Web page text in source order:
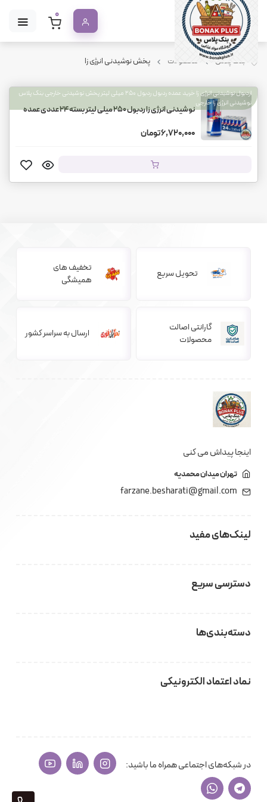
0
بنک پلاس محصولات پخش نوشیدنی انرژی زا
اردبول نوشیدنی انرژی زا خرید عمده ردبول ردبول ۲۵۰ میلی لیتر پخش نوشیدنی خارجی بنک پلاس
نوشیدنی انرژی زا خارجی
نوشیدنی انرژی زا ردبول ۲۵۰ میلی لیتر بسته ۲۴ عددی عمده
6,720,000 تومان
تحویل سریع
تخفیف های
همیشگی
گارانتی اصالت
محصولات
ارسال به سراسر کشور
اینجا پیداش می کنی
تهران میدان محمدیه
farzane.besharati@gmail.com
لینک‌های مفید
دسترسی سریع
دسته‌بندی‌ها
نماد اعتماد الکترونیکی
در شبکه‌های اجتماعی همراه ما باشید: